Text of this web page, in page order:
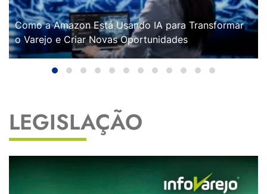
Como a Amazon Está Usando IA para Transformar
o Varejo e Criar Novas Oportunidades
LEGISLAÇÃO